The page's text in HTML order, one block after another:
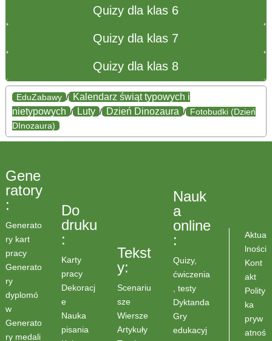
Quizy dla klas 6
Quizy dla klas 7
Quizy dla klas 8
EduZabawy / Kalendarz świąt typowych i
nietypowych / Luty / Dzień Dinozaura / Fotobudki (Dzień
DInozaura)
Gene
ratory
:
Generato
ry kart
pracy
Generato
ry
dyplomó
w
Generato
ry medali
Do
druku
:
Karty
pracy
Dekoracj
e
Nauka
pisania
Tekst
y:
Scenariu
sze
Wiersze
Artykuły
Nauk
a
online
:
Quizy,
ćwiczenia
, testy
Dyktanda
Gry
edukacyj
Aktua
lności
Kont
akt
Polity
ka
pryw
atnoś